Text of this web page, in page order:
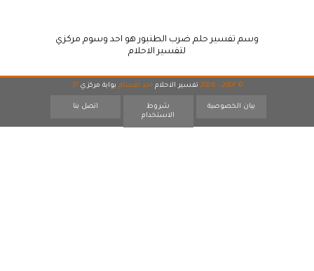
وسم تفسير حلم ضرب الطنبور هو احد وسوم مركزي
لتفسير الاحلام
© 2007 - 2026 تفسير الاحلام احد اقسام بوابة مركزي 17
بيان الخصوصية
شروط
الاستخدام
اتصل بنا